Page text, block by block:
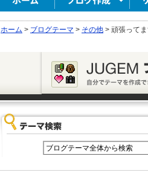
ホーム > ブログテーマ > その他 > 頑張って